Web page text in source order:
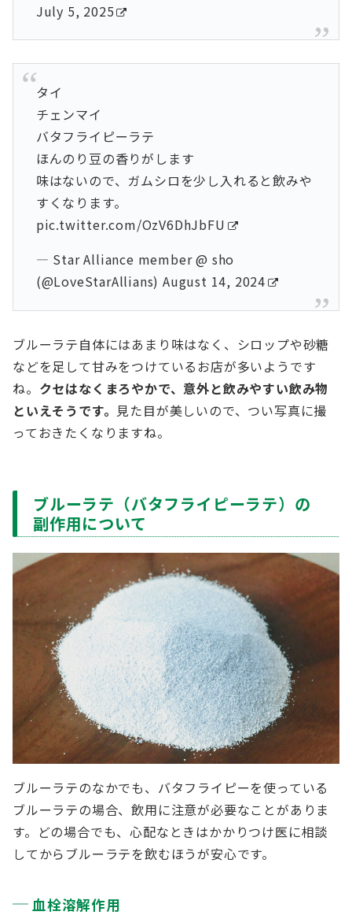
July 5, 2025
タイ
チェンマイ
バタフライピーラテ
ほんのり豆の香りがします
味はないので、ガムシロを少し入れると飲みや
すくなります。
pic.twitter.com/OzV6DhJbFU
— Star Alliance member @ sho
(@LoveStarAllians) August 14, 2024
ブルーラテ自体にはあまり味はなく、シロップや砂糖
などを足して甘みをつけているお店が多いようです
ね。 クセはなくまろやかで、意外と飲みやすい飲み物
といえそうです。 見た目が美しいので、つい写真に撮
っておきたくなりますね。
ブルーラテ（バタフライピーラテ）の
副作用について
ブルーラテのなかでも、バタフライピーを使っている
ブルーラテの場合、飲用に注意が必要なことがありま
す。どの場合でも、心配なときはかかりつけ医に相談
してからブルーラテを飲むほうが安心です。
血栓溶解作用